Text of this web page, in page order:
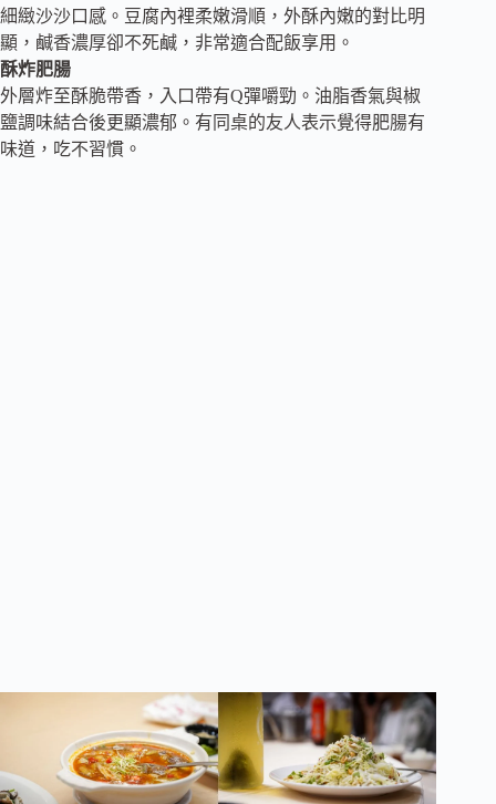
細緻沙沙口感。豆腐內裡柔嫩滑順，外酥內嫩的對比明
顯，鹹香濃厚卻不死鹹，非常適合配飯享用。
酥炸肥腸
外層炸至酥脆帶香，入口帶有Q彈嚼勁。油脂香氣與椒
鹽調味結合後更顯濃郁。有同桌的友人表示覺得肥腸有
味道，吃不習慣。